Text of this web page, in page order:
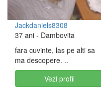
Jackdaniels8308
37 ani - Dambovita
fara cuvinte, las pe alti sa
ma descopere. ..
Vezi profil